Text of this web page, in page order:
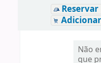
Reservar
Não
que